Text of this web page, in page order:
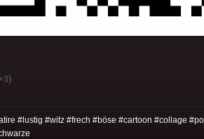
)
#lustig #witz #frech #böse #cartoon #collage